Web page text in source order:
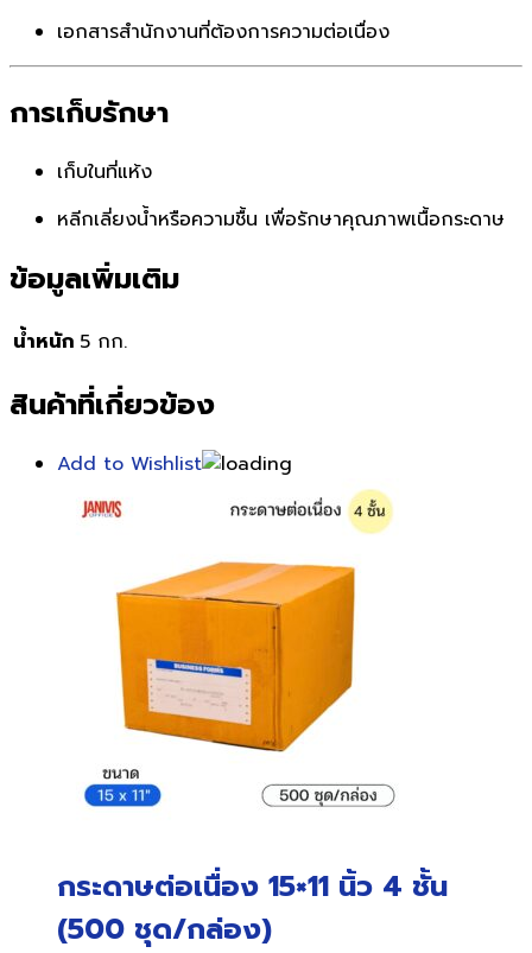
เอกสารสำนักงานที่ต้องการความต่อเนื่อง
การเก็บรักษา
เก็บในที่แห้ง
หลีกเลี่ยงน้ำหรือความชื้น เพื่อรักษาคุณภาพเนื้อกระดาษ
ข้อมูลเพิ่มเติม
น้ำหนัก 5 กก.
สินค้าที่เกี่ยวข้อง
Add to Wishlist
กระดาษต่อเนื่อง 15×11 นิ้ว 4 ชั้น
(500 ชุด/กล่อง)